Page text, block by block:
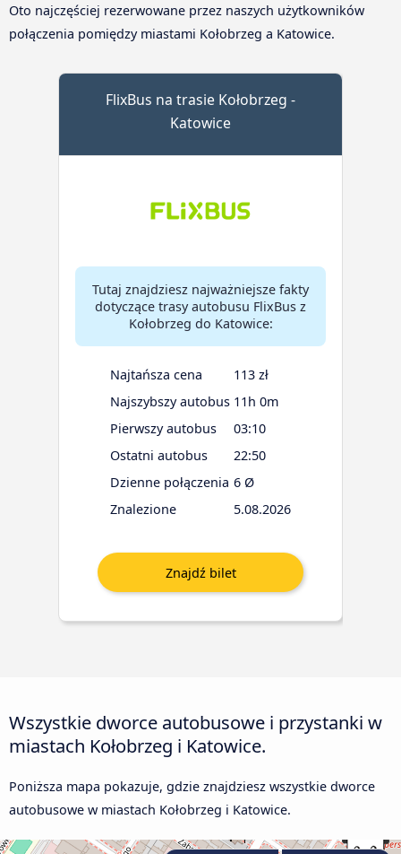
Oto najczęściej rezerwowane przez naszych użytkowników
połączenia pomiędzy miastami Kołobrzeg a Katowice.
FlixBus na trasie Kołobrzeg -
Katowice
Tutaj znajdziesz najważniejsze fakty
dotyczące trasy autobusu FlixBus z
Kołobrzeg do Katowice:
Najtańsza cena
113 zł
Najszybszy autobus 11h 0m
Pierwszy autobus
03:10
Ostatni autobus
22:50
Dzienne połączenia 6 Ø
Znalezione
5.08.2026
Wszystkie dworce autobusowe i przystanki w
miastach Kołobrzeg i Katowice.
Poniższa mapa pokazuje, gdzie znajdziesz wszystkie dworce
autobusowe w miastach Kołobrzeg i Katowice.